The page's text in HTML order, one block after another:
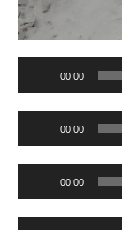
Player
00:00
Player
00:00
Player
00:00